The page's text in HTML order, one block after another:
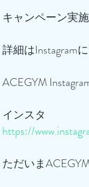
キャンペーン実
詳細はInstagram
ACEGYM
インスタ
https://
ただいま